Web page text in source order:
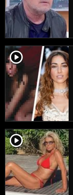
player2
player2